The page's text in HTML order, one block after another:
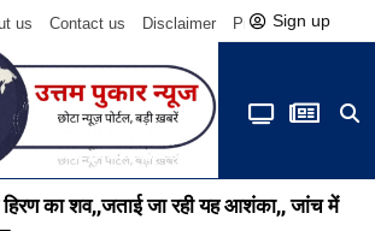
us Contact us Disclaimer Privacy Policy
Sign up
का शव,,जताई जा रही यह आशंका,, जांच में